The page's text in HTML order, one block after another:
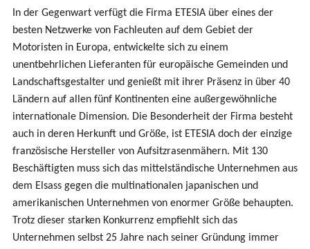
In der Gegenwart verfügt die Firma ETESIA über eines der
besten Netzwerke von Fachleuten auf dem Gebiet der
Motoristen in Europa, entwickelte sich zu einem
unentbehrlichen Lieferanten für europäische Gemeinden und
Landschaftsgestalter und genießt mit ihrer Präsenz in über 40
Ländern auf allen fünf Kontinenten eine außergewöhnliche
internationale Dimension. Die Besonderheit der Firma besteht
auch in deren Herkunft und Größe, ist ETESIA doch der einzige
französische Hersteller von Aufsitzrasenmähern. Mit 130
Beschäftigten muss sich das mittelständische Unternehmen aus
dem Elsass gegen die multinationalen japanischen und
amerikanischen Unternehmen von enormer Größe behaupten.
Trotz dieser starken Konkurrenz empfiehlt sich das
Unternehmen selbst 25 Jahre nach seiner Gründung immer